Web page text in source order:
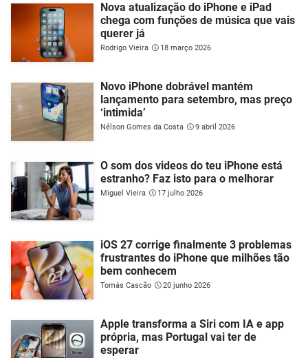
Nova atualização do iPhone e iPad
chega com funções de música que vais
querer já
Rodrigo Vieira 18 março 2026
Novo iPhone dobrável mantém
lançamento para setembro, mas preço
‘intimida’
Nélson Gomes da Costa 9 abril 2026
O som dos videos do teu iPhone está
estranho? Faz isto para o melhorar
Miguel Vieira 17 julho 2026
iOS 27 corrige finalmente 3 problemas
frustrantes do iPhone que milhões tão
bem conhecem
Tomás Cascão 20 junho 2026
Apple transforma a Siri com IA e app
própria, mas Portugal vai ter de
esperar